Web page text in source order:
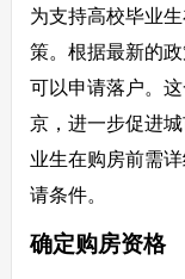
为支持高校毕业
策。根据最新的
可以申请落户。
京，进一步促进
业生在购房前需
请条件。
确定购房资格